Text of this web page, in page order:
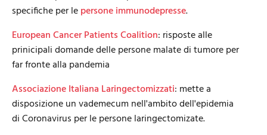
specifiche per lepersone immunodepresse.
European Cancer Patients Coalition: risposte alle
prinicipali domande delle persone malate di tumore per
far fronte alla pandemia
Associazione Italiana Laringectomizzati: mette a
disposizione un vademecum nell'ambito dell'epidemia
di Coronavirus per le persone laringectomizate.